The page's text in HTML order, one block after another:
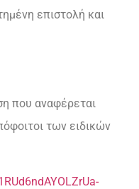
επιστολή και
που αναφέρεται
των ειδικών